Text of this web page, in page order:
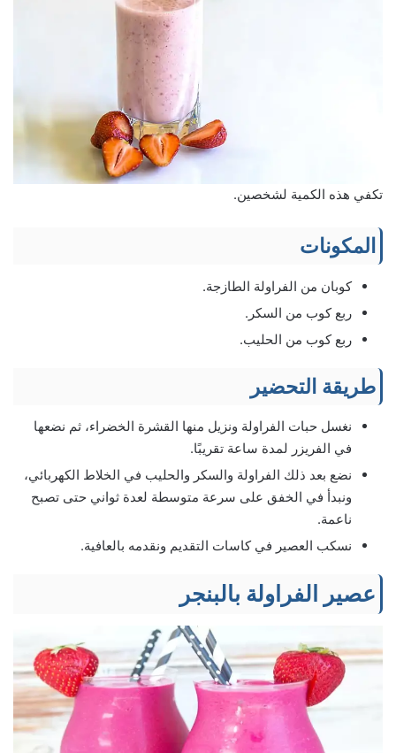
تكفي هذه الكمية لشخصين.
المكونات
كوبان من الفراولة الطازجة.
ربع كوب من السكر.
ربع كوب من الحليب.
طريقة التحضير
نغسل حبات الفراولة ونزيل منها القشرة الخضراء، ثم نضعها
في الفريزر لمدة ساعة تقريبًا.
نضع بعد ذلك الفراولة والسكر والحليب في الخلاط الكهربائي،
ونبدأ في الخفق على سرعة متوسطة لعدة ثواني حتى تصبح
ناعمة.
نسكب العصير في كاسات التقديم ونقدمه بالعافية.
عصير الفراولة بالبنجر